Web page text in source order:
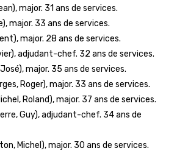
major. 31 ans de services.
major. 33 ans de services.
major. 28 ans de services.
adjudant-chef. 32 ans de services.
major. 35 ans de services.
Roger), major. 33 ans de services.
Roland), major. 37 ans de services.
Guy), adjudant-chef. 34 ans de
Michel), major. 30 ans de services.